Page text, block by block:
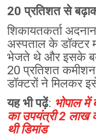
20 प्रतिशत से
शिकायतकर्ता
अस्पताल के डॉक्टर
भेजते थे और इसके
20 प्रतिशत
डॉक्टरों ने मिलकर
यह भी पढ़ें: भोपाल में
का उपयंत्री 2 लाख
थी डिमांड